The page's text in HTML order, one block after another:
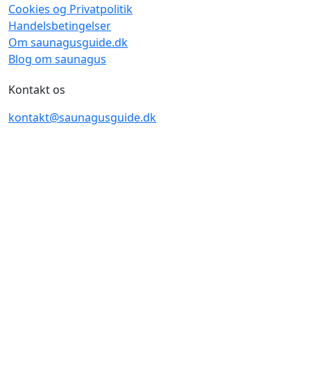
Cookies og Privatpolitik
Handelsbetingelser
Om saunagusguide.dk
Blog om saunagus
Kontakt os
kontakt@saunagusguide.dk